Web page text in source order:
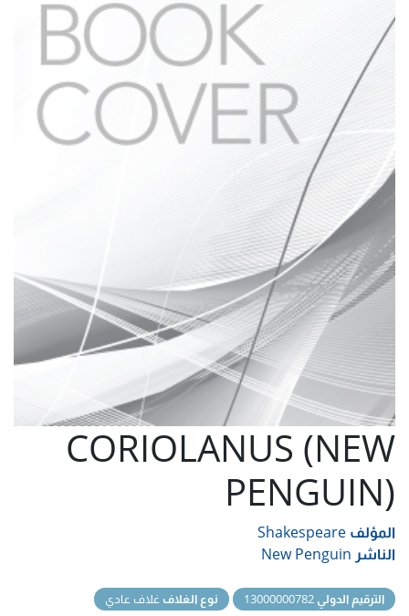
CORIOLANUS (NEW
PENGUIN)
المؤلف Shakespeare
الناشر New Penguin
الترقيم الدولي نوع الغلاف غلاف عادي